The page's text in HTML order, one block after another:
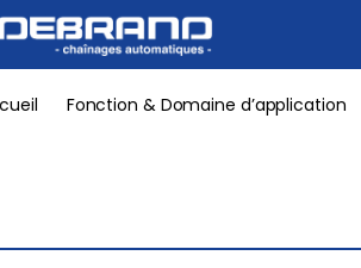
Fonction & Domaine d’application